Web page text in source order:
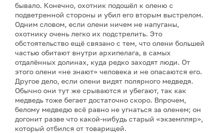
бывало. Конечно, охотник подошёл к оленю с
подветренной стороны и убил его вторым выстрелом.
Одним словом, если олени ничем не напуганы,
охотнику очень легко их подстрелить. Это
обстоятельство ещё связано с тем, что олени большей
частью обитают внутри архипелага, в самых
отдалённых долинах, куда редко заходят люди. От
этого олени «не знают» человека и не опасаются его.
Другое дело, если олени видят полярного медведя.
Обычно они тут же срываются и убегают, так как
медведь тоже бегает достаточно скоро. Впрочем,
белому медведю всё равно не угнаться за оленем; он
догонит разве что какой-нибудь старый «экземпляр»,
который отбился от товарищей.